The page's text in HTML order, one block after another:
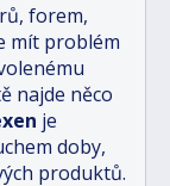
forem,
mít problém
najde něco
je
doby,
produktů.